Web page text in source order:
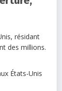
résidant
des millions.
États-Unis